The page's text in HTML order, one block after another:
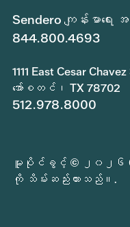
Sendero ကျန်းမာရေး
844.800.4693
1111 East Cesar
အော်စတင်၊ TX 78702
512.978.8000
မူပိုင်ခွင့် © ၂၀၂၆
ကို သိမ်းဆည်းထားသည်။.